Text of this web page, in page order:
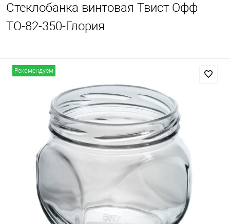
Стеклобанка винтовая Твист Офф
ТО-82-350-Глория
Рекомендуем